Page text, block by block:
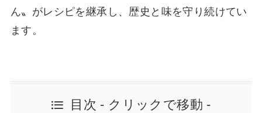
ん〟がレシピを継承し、歴史と味を守り続けてい
ます。
目次 - クリックで移動 -